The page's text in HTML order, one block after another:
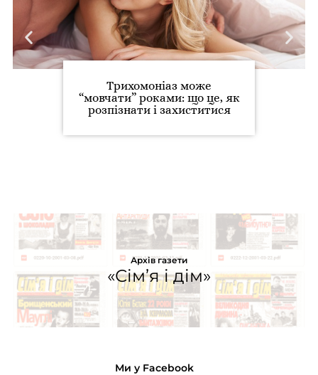
Трихомоніаз може
“мовчати” роками: що це, як
розпізнати і захиститися
Архів газети
«Сім’я і дім»
Ми у Facebook